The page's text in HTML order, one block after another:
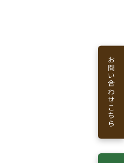
お問い合わせこちら